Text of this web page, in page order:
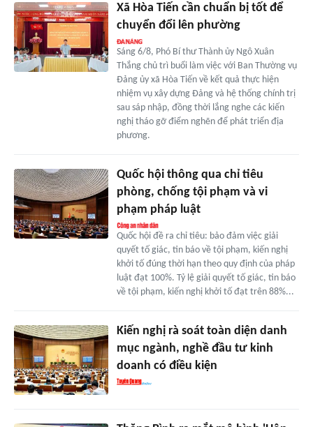
Xã Hòa Tiến cần chuẩn bị tốt để
chuyển đổi lên phường
Sáng 6/8, Phó Bí thư Thành ủy Ngô Xuân
Thắng chủ trì buổi làm việc với Ban Thường vụ
Đảng ủy xã Hòa Tiến về kết quả thực hiện
nhiệm vụ xây dựng Đảng và hệ thống chính trị
sau sáp nhập, đồng thời lắng nghe các kiến
nghị tháo gỡ điểm nghẽn để phát triển địa
phương.
Quốc hội thông qua chỉ tiêu
phòng, chống tội phạm và vi
phạm pháp luật
Quốc hội đề ra chỉ tiêu: bảo đảm việc giải
quyết tố giác, tin báo về tội phạm, kiến nghị
khởi tố đúng thời hạn theo quy định của pháp
luật đạt 100%. Tỷ lệ giải quyết tố giác, tin báo
về tội phạm, kiến nghị khởi tố đạt trên 88%...
Kiến nghị rà soát toàn diện danh
mục ngành, nghề đầu tư kinh
doanh có điều kiện